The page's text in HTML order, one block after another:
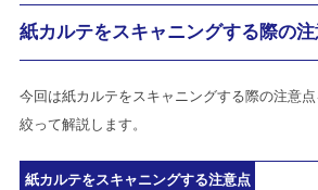
紙カルテをスキャニングする際の注
今回は紙カルテをスキャニングする際の注意
絞って解説します。
紙カルテをスキャニングする注意点